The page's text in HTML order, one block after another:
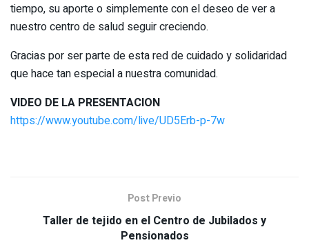
tiempo, su aporte o simplemente con el deseo de ver a
nuestro centro de salud seguir creciendo.
Gracias por ser parte de esta red de cuidado y solidaridad
que hace tan especial a nuestra comunidad.
VIDEO DE LA PRESENTACION
https://www.youtube.com/live/UD5Erb-p-7w
Post Previo
Taller de tejido en el Centro de Jubilados y
Pensionados